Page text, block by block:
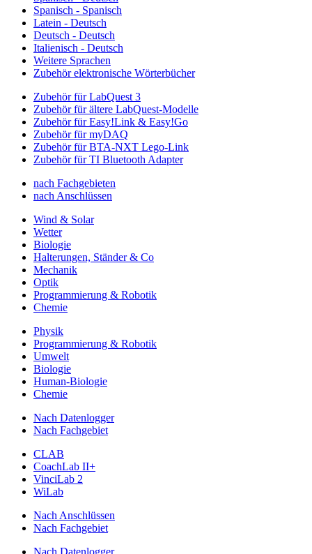
Spanisch - Spanisch
Latein - Deutsch
Deutsch - Deutsch
Italienisch - Deutsch
Weitere Sprachen
Zubehör elektronische Wörterbücher
Zubehör für LabQuest 3
Zubehör für ältere LabQuest-Modelle
Zubehör für Easy!Link & Easy!Go
Zubehör für myDAQ
Zubehör für BTA-NXT Lego-Link
Zubehör für TI Bluetooth Adapter
nach Fachgebieten
nach Anschlüssen
Wind & Solar
Wetter
Biologie
Halterungen, Ständer & Co
Mechanik
Optik
Programmierung & Robotik
Chemie
Physik
Programmierung & Robotik
Umwelt
Biologie
Human-Biologie
Chemie
Nach Datenlogger
Nach Fachgebiet
CLAB
CoachLab II+
VinciLab 2
WiLab
Nach Anschlüssen
Nach Fachgebiet
Nach Datenlogger